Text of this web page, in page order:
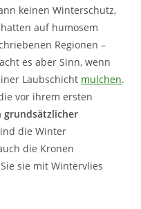
keinen Winterschutz,
auf humosem
Regionen –
es aber Sinn, wenn
Laubschicht mulchen.
vor ihrem ersten
grundsätzlicher
die Winter
die Kronen
sie mit Wintervlies